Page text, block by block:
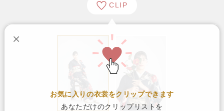
CLIP
お気に入りの衣裳をクリップできます
あなただけのクリップリストを
×